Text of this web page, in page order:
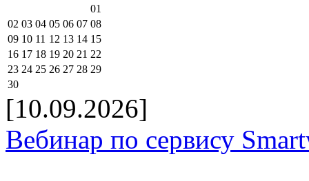
01
02 03 04 05 06 07 08
09 10 11 12 13 14 15
16 17 18 19 20 21 22
23 24 25 26 27 28 29
30
[10.09.2026]
Вебинар по сервису